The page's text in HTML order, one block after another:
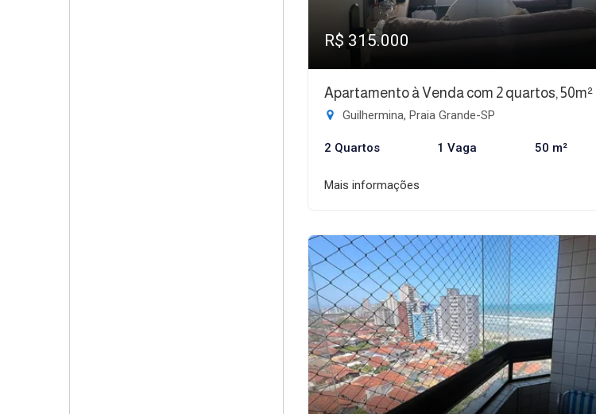
R$ 315.000
Apartamento à Venda com 2 quartos, 50m²
Guilhermina, Praia Grande-SP
2 Quartos 1 Vaga 50 m²
Mais informações